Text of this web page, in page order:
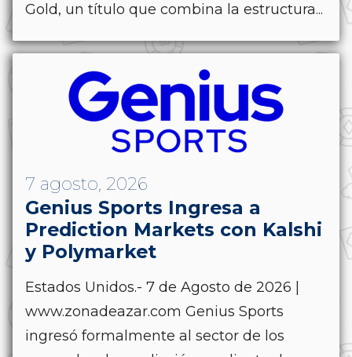
Gold, un título que combina la estructura...
7 agosto, 2026
Genius Sports Ingresa a
Prediction Markets con Kalshi
y Polymarket
Estados Unidos.- 7 de Agosto de 2026 |
www.zonadeazar.com Genius Sports
ingresó formalmente al sector de los